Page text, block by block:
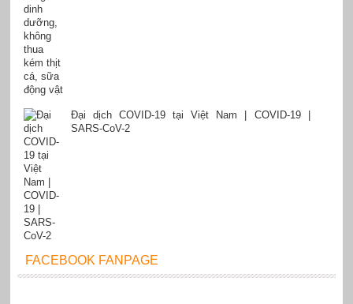
Đại dịch COVID-19 tại Việt Nam | COVID-19 |
SARS-CoV-2
FACEBOOK FANPAGE